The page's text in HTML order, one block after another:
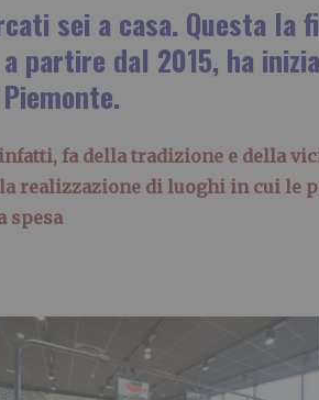
sei a casa. Questa la
partire dal 2015, ha
fa della tradizione e della
realizzazione di luoghi in cui le
spesa